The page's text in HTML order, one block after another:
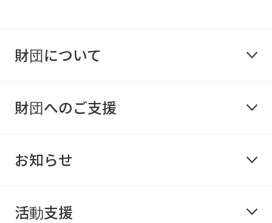
財団について
財団へのご支援
お知らせ
活動支援